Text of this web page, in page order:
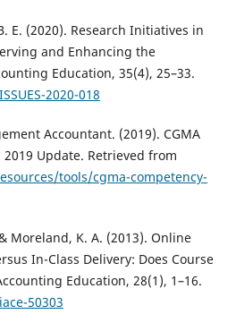
E. (2020). Research Initiatives in
and Enhancing the
Education, 35(4), 25–33.
2020-018
Accountant. (2019). CGMA
Update. Retrieved from
tools/cgma-competency-
Moreland, K. A. (2013). Online
In-Class Delivery: Does Course
Education, 28(1), 1–16.
50303